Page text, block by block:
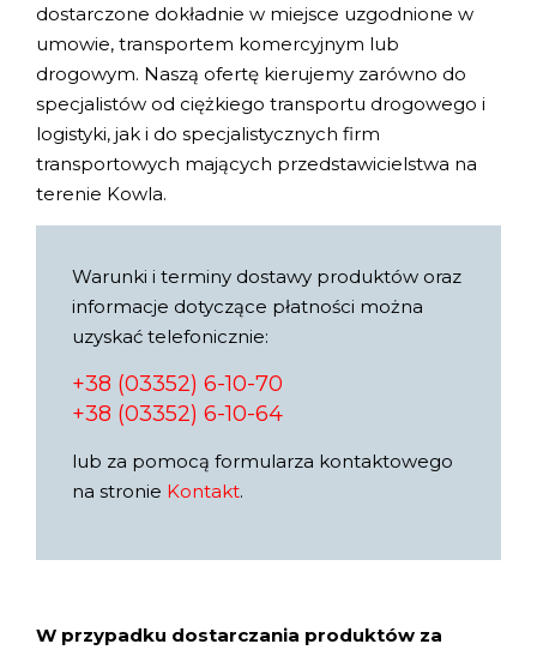
dostarczone dokładnie w miejsce uzgodnione w
umowie, transportem komercyjnym lub
drogowym. Naszą ofertę kierujemy zarówno do
specjalistów od ciężkiego transportu drogowego i
logistyki, jak i do specjalistycznych firm
transportowych mających przedstawicielstwa na
terenie Kowla.
Warunki i terminy dostawy produktów oraz
informacje dotyczące płatności można
uzyskać telefonicznie:
+38 (03352) 6-10-70
+38 (03352) 6-10-64
lub za pomocą formularza kontaktowego
na stronie Kontakt.
W przypadku dostarczania produktów za